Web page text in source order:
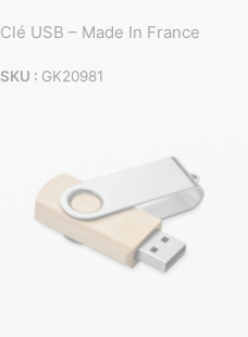
Clé USB – Made In France
SKU : GK20981